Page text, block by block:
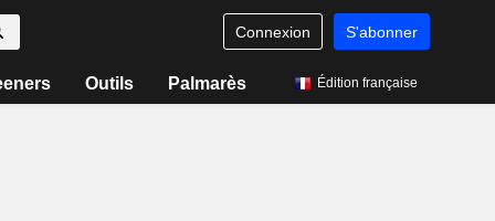
Connexion S'abonner
Outils Palmarès Édition française